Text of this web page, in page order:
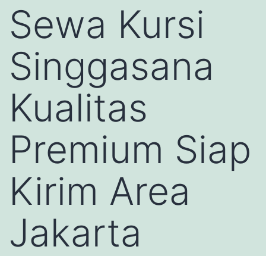
Sewa Kursi
Singgasana
Kualitas
Premium Siap
Kirim Area
Jakarta